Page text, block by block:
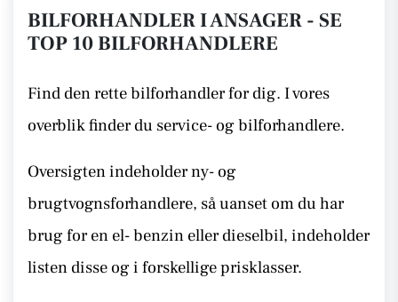
BILFORHANDLER I ANSAGER - SE
TOP 10 BILFORHANDLERE
Find den rette bilforhandler for dig. I vores
overblik finder du service- og bilforhandlere.
Oversigten indeholder ny- og
brugtvognsforhandlere, så uanset om du har
brug for en el- benzin eller dieselbil, indeholder
listen disseog i forskellige prisklasser.